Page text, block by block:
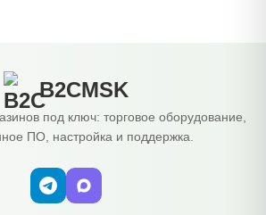
B2CMSK
под ключ: торговое оборудование,
ПО, настройка и поддержка.